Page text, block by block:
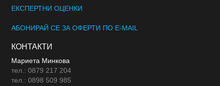
ЕКСПЕРТНИ ОЦЕНКИ
АБОНИРАЙ СЕ ЗА ОФЕРТИ ПО E-MAIL
КОНТАКТИ
Мариета Минкова
тел.: 0879 217 204
тел.: 0898 509 985